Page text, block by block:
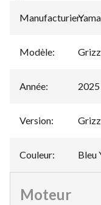
Manufacturier:
Modèle:
Année: 2025
Version:
Couleur: Bleu
Moteur